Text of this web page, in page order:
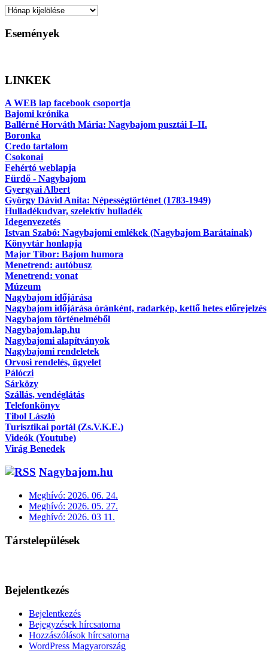
Archívum
Események
LINKEK
A WEB lap facebook csoportja
Bajomi krónika
Ballérné Horváth Mária: Nagybajom pusztái I–II.
Boronka
Credo tartalom
Csokonai
Fehértó weblapja
Fürdő - Nagybajom
Gyergyai Albert
György Dávid Anita: Népességtörténet (1783-1949)
Hulladékudvar, szelektív hulladék
Idegenvezetés
Istvan Szabó: Nagybajomi emlékek (Nagybajom Barátainak)
Könyvtár honlapja
Major Tibor: Bajom humora
Menetrend: autóbusz
Menetrend: vonat
Múzeum
Nagybajom időjárása
Nagybajom időjárása óránként, radarkép, kettő hetes előrejelzés
Nagybajom történelméből
Nagybajom.lap.hu
Nagybajomi alapítványok
Nagybajomi rendeletek
Orvosi rendelés, ügyelet
Pálóczi
Sárközy
Szállás, vendéglátás
Telefonkönyv
Tibol László
Turisztikai portál (Zs.V.K.E.)
Videók (Youtube)
Virág Benedek
Nagybajom.hu
Meghívó: 2026. 06. 24.
Meghívó: 2026. 05. 27.
Meghívó: 2026. 03 11.
Társtelepülések
Bejelentkezés
Bejelentkezés
Bejegyzések hírcsatorna
Hozzászólások hírcsatorna
WordPress Magyarország